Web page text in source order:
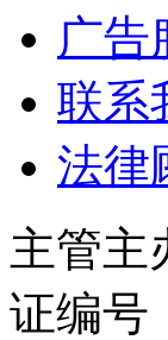
广告
联系
法律
主管
证编号